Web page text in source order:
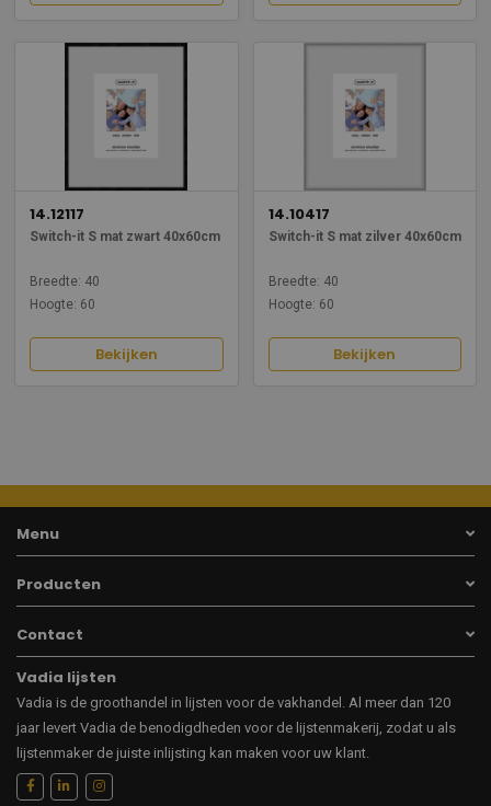
14.12117
Switch-it S mat zwart 40x60cm
Breedte: 40
Hoogte: 60
Bekijken
14.10417
Switch-it S mat zilver 40x60cm
Breedte: 40
Hoogte: 60
Bekijken
Menu
Producten
Contact
Vadia lijsten
Vadia is de groothandel in lijsten voor de vakhandel. Al meer dan 120
jaar levert Vadia de benodigdheden voor de lijstenmakerij, zodat u als
lijstenmaker de juiste inlijsting kan maken voor uw klant.